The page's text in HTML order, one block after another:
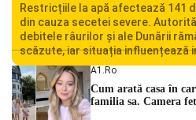
Restricțiile la apă afectează 141
din cauza secetei severe.
debitele râurilor și ale Dunării
scăzute, iar situația influențează
Centralei Nucleare de la
cu una dintre cele mai dificile
hidrologic din ultimii ani. Lipsa […]
A1.ro
Cum arată casa în
familia sa. Camera